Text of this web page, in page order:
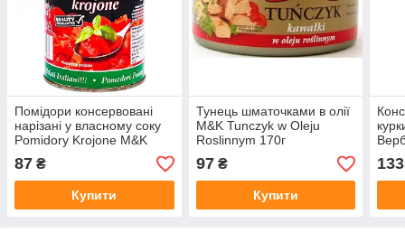
Помідори консервовані
нарізані у власному соку
Pomidory Krojone M&K
400г Польща
87 ₴
Купити
Тунець шматочками в олії
M&K Tunczyk w Oleju
Roslinnym 170г
97₴
Купити
133